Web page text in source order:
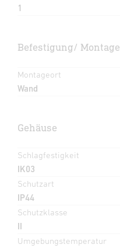
1
Befestigung/ Montage
Montageort
Wand
Gehäuse
Schlagfestigkeit
IK03
Schutzart
IP44
Schutzklasse
II
Umgebungstemperatur